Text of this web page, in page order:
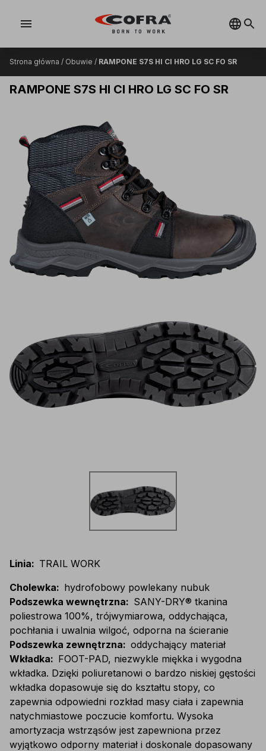
menu
Strona główna / Obuwie / RAMPONE S7S HI CI HRO LG SC FO SR
RAMPONE S7S HI CI HRO LG SC FO SR
Linia: TRAIL WORK
Cholewka: hydrofobowy powlekany nubuk
Podszewka wewnętrzna: SANY-DRY® tkanina
poliestrowa 100%, trójwymiarowa, oddychająca,
pochłania i uwalnia wilgoć, odporna na ścieranie
Podszewka zewnętrzna: oddychający materiał
Wkładka: FOOT-PAD, niezwykle miękka i wygodna
wkładka. Dzięki poliuretanowi o bardzo niskiej gęstości
wkładka dopasowuje się do kształtu stopy, co
zapewnia odpowiedni rozkład masy ciała i zapewnia
natychmiastowe poczucie komfortu. Wysoka
amortyzacja wstrząsów jest zapewniona przez
wyjątkowo odporny materiał i doskonale dopasowany